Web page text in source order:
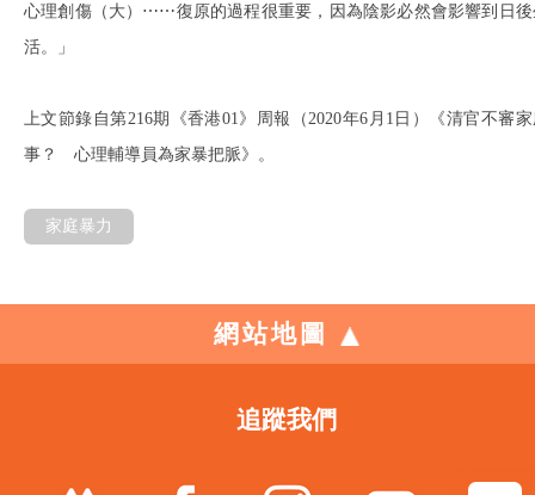
心理創傷（大）⋯⋯復原的過程很重要，因為陰影必然會影響到日後
活。」
上文節錄自第216期《香港01》周報（2020年6月1日）《清官不審
事？ 心理輔導員為家暴把脈》。
家庭暴力
網站地圖
追蹤我們